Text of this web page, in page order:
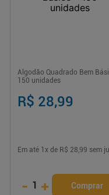
Algodão Quadrado Bem
150 unidades
R$ 28,99
Em até 1 x de R$ 28,99 sem
- 1 + Comprar